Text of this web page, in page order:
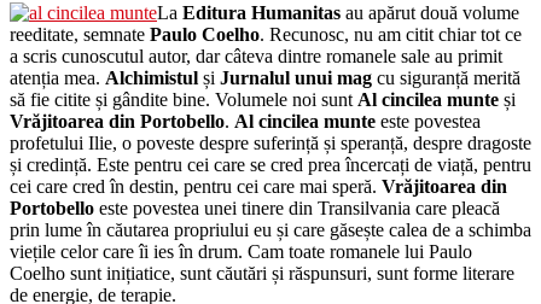
La Editura Humanitas au apărut două volume
reeditate, semnate Paulo Coelho. Recunosc, nu am citit chiar tot ce
a scris cunoscutul autor, dar câteva dintre romanele sale au primit
atenția mea. Alchimistul și Jurnalul unui mag cu siguranță merită
să fie citite și gândite bine. Volumele noi sunt Al cincilea munte și
Vrăjitoarea din Portobello. Al cincilea munte este povestea
profetului Ilie, o poveste despre suferință și speranță, despre dragoste
și credință. Este pentru cei care se cred prea încercați de viață, pentru
cei care cred în destin, pentru cei care mai speră. Vrăjitoarea din
Portobello este povestea unei tinere din Transilvania care pleacă
prin lume în căutarea propriului eu și care găsește calea de a schimba
viețile celor care îi ies în drum. Cam toate romanele lui Paulo
Coelho sunt inițiatice, sunt căutări și răspunsuri, sunt forme literare
de energie, de terapie.